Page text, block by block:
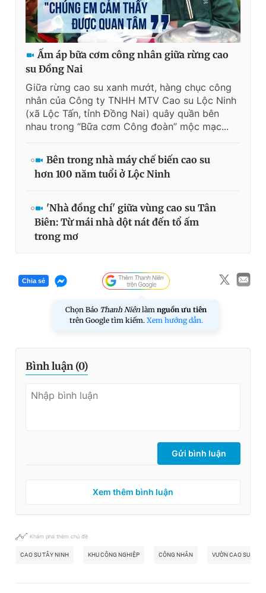
Ấm áp bữa cơm công nhân giữa rừng cao
su Đồng Nai
Giữa rừng cao su xanh mướt, hàng chục công
nhân của Công ty TNHH MTV Cao su Lộc Ninh
(xã Lộc Tấn, tỉnh Đồng Nai) quây quần bên
nhau trong “Bữa cơm Công đoàn” mộc mạc...
Bên trong nhà máy chế biến cao su
hơn 100 năm tuổi ở Lộc Ninh
'Nhà đồng chí' giữa vùng cao su Tân
Biên: Từ mái nhà dột nát đến tổ ấm
trong mơ
Chia sẻ
Chọn Báo Thanh Niên làm nguồn ưu tiên
trên Google tìm kiếm. Xem hướng dẫn.
Bình luận (0)
Gửi bình luận
Xem thêm bình luận
Khám phá thêm chủ đề
CAO SU TÂY NINH KHU CÔNG NGHIỆP CÔNG NHÂN VƯỜN CAO SU